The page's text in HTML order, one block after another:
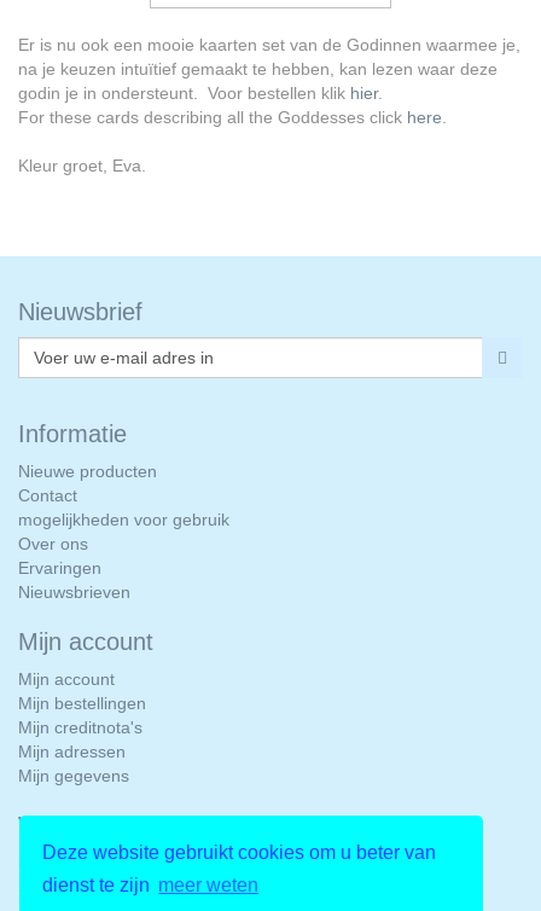
Deze website gebruikt cookies om u beter van
dienst te zijn meer weten
Er is nu ook een mooie kaarten set van de Godinnen waarmee je,
na je keuzen intuïtief gemaakt te hebben, kan lezen waar deze
godin je in ondersteunt. Voor bestellen klik hier.
For these cards describing all the Goddesses click here
Kleur groet, Eva.
Nieuwsbrief
Informatie
Nieuwe producten
Contact
mogelijkheden voor gebruik
Over ons
Ervaringen
Nieuwsbrieven
Mijn account
Mijn account
Mijn bestellingen
Mijn creditnota's
Mijn adressen
Mijn gegevens
Winkelinformatie
Kleur-klank.nl
Scheltemakade 15